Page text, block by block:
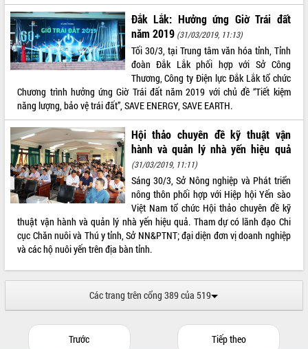
Xây dựng nền hành chính số đồng
hành cùng nông dân dân, doanh nghiệp
Giai đoạn 2026-2030, Đắk Lắk phấn
đấu có 77% xã đạt chuẩn nông thôn
mới
Chuyển đổi số 'mở đường' cho nông
nghiệp Đắk Lắk tăng trưởng bứt phá
Triển khai đồng bộ đo đạc, lập hồ sơ
địa chính, hoàn thiện cơ sở dữ liệu đất
đai
Ứng dụng sinh trắc học - Bước tiến
trong hành trình chuyển đổi số tại Đắk
Lắk
Đắk Lắk nâng cao hiệu quả công tác
Đảng từ Sổ tay đảng viên điện tử
Đắk Lắk đẩy mạnh nuôi biển công
nghệ, hướng tới phát triển thủy sản
Tập huấn nâng cao năng lực triển khai
chuyển đổi số cho cán bộ, công chức
cấp xã
Đắk Lắk phát động hưởng ứng Ngày
Quyền của người tiêu dùng Việt Nam
Đắk Lắk: Hưởng ứng Giờ Trái đất
năm 2019 (31/03/2019, 11:13)
Tối 30/3, tại Trung tâm văn hóa tỉnh, Tỉnh
đoàn Đắk Lắk phối hợp với Sở Công
Thương, Công ty Điện lực Đắk Lắk tổ chức
Chương trình hưởng ứng Giờ Trái đất năm 2019 với chủ đề “Tiết kiệm
năng lượng, bảo vệ trái đất”, SAVE ENERGY, SAVE EARTH.
Hội thảo chuyên đề kỹ thuật vận
hành và quản lý nhà yến hiệu quả
(31/03/2019, 11:11)
Sáng 30/3, Sở Nông nghiệp và Phát triển
nông thôn phối hợp với Hiệp hội Yến sào
Việt Nam tổ chức Hội thảo chuyên đề kỹ
thuật vận hành và quản lý nhà yến hiệu quả. Tham dự có lãnh đạo Chi
cục Chăn nuôi và Thú y tỉnh, Sở NN&PTNT; đại diện đơn vị doanh nghiệp
và các hộ nuôi yến trên địa bàn tỉnh.
Các trang trên cổng 389 của 519
Trước Tiếp theo